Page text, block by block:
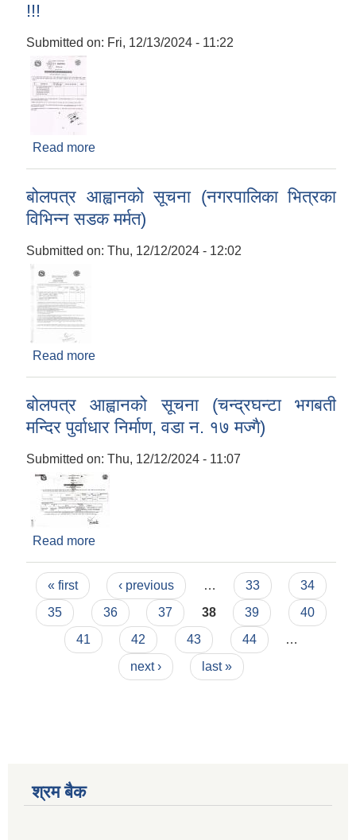
!!!
Submitted on: Fri, 12/13/2024 - 11:22
Read more
बोलपत्र आह्वानको सूचना (नगरपालिका भित्रका
विभिन्न सडक मर्मत)
Submitted on: Thu, 12/12/2024 - 12:02
Read more
बोलपत्र आह्वानको सूचना (चन्द्रघन्टा भगबती
मन्दिर पुर्वाधार निर्माण, वडा न. १७ मज्गै)
Submitted on: Thu, 12/12/2024 - 11:07
Read more
Pages
« first ‹ previous … 33
34
35
36 37 38 39
40
41
42 43 44
…
next ›
last »
श्रम बैक